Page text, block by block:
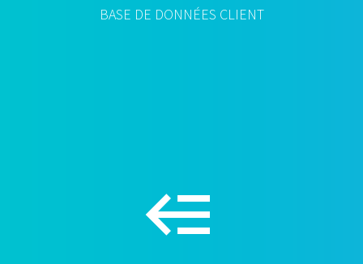
BASE DE DONNÉES CLIENT

